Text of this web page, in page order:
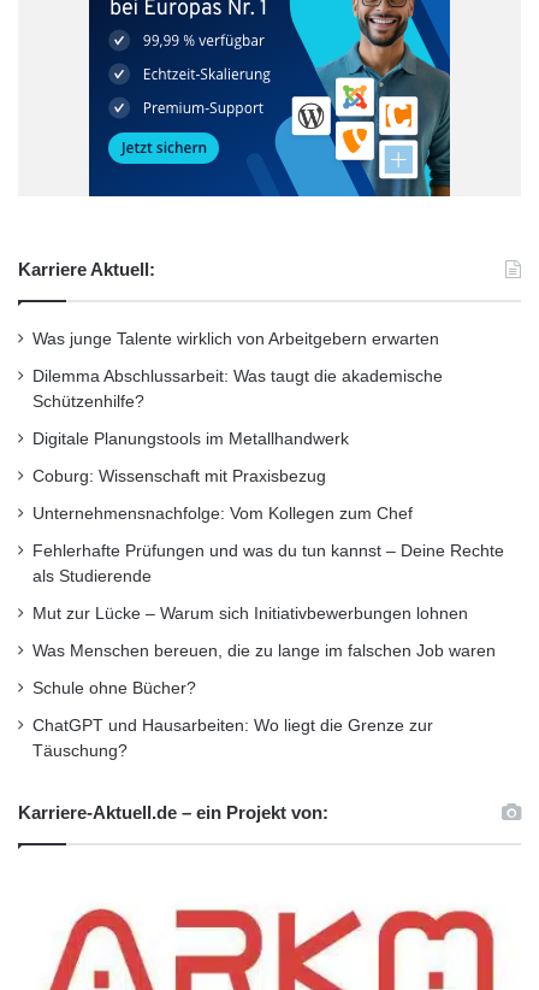
Karriere Aktuell:
Was junge Talente wirklich von Arbeitgebern erwarten
Dilemma Abschlussarbeit: Was taugt die akademische
Schützenhilfe?
Digitale Planungstools im Metallhandwerk
Coburg: Wissenschaft mit Praxisbezug
Unternehmensnachfolge: Vom Kollegen zum Chef
Fehlerhafte Prüfungen und was du tun kannst – Deine Rechte
als Studierende
Mut zur Lücke – Warum sich Initiativbewerbungen lohnen
Was Menschen bereuen, die zu lange im falschen Job waren
Schule ohne Bücher?
ChatGPT und Hausarbeiten: Wo liegt die Grenze zur
Täuschung?
Karriere-Aktuell.de – ein Projekt von: